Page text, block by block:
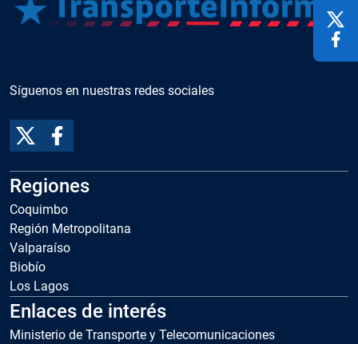
Síguenos en nuestras redes sociales
Regiones
Coquimbo
Región Metropolitana
Valparaíso
Biobío
Los Lagos
Enlaces de interés
Ministerio de Transporte y Telecomunicaciones